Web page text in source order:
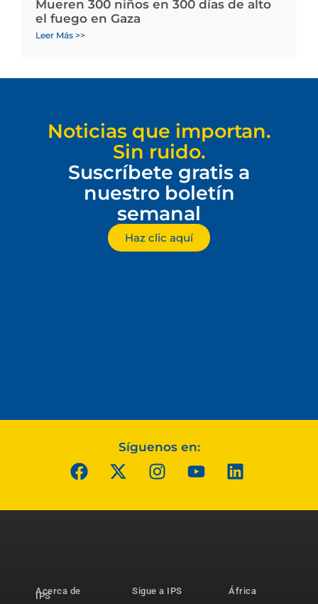
Mueren 300 niños en 300 días de alto
el fuego en Gaza
Leer Más >>
Noticias que importan.
Sin ruido.
Suscríbete gratis a
nuestro boletín
semanal
Haz clic aquí
Síguenos en:
Acerca de
IPS
Sigue a IPS
África